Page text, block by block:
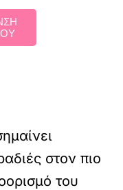
στον πιο
του